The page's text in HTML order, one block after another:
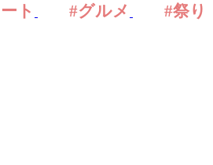
ト #グルメ #祭り